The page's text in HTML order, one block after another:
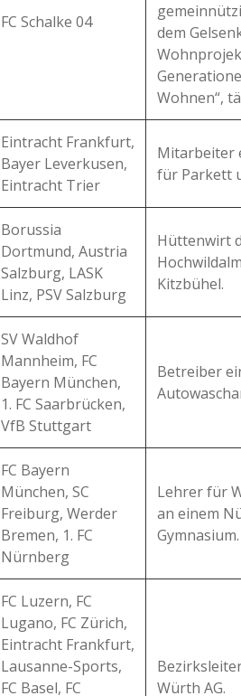
FC Schalke 04
dem
Wohnen“,
Eintracht Frankfurt,
Bayer Leverkusen,
Eintracht Trier
Mitarbeiter
für Parkett
Borussia
Dortmund, Austria
Salzburg, LASK
Linz, PSV Salzburg
Hüttenwirt
Kitzbühel.
SV Waldhof
Mannheim, FC
Bayern München,
1. FC Saarbrücken,
VfB Stuttgart
Betreiber
FC Bayern
München, SC
Freiburg, Werder
Bremen, 1. FC
Nürnberg
Lehrer für
an einem
Gymnasium.
FC Luzern, FC
Lugano, FC Zürich,
Eintracht Frankfurt,
Lausanne-Sports,
FC Basel, FC
Würth AG.